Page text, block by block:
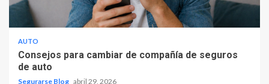
AUTO
Consejos para cambiar de compañía de seguros
de auto
Segurarse Blog abril 29, 2026